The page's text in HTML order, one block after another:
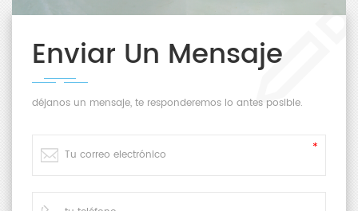
Enviar Un Mensaje
déjanos un mensaje, te responderemos lo antes posible.